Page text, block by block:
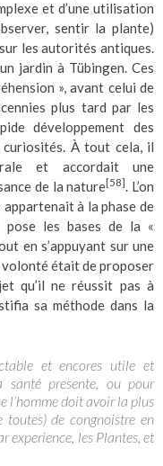
et d’une utilisation
sentir la plante)
les autorités antiques.
jardin à Tübingen. Ces
», avant celui de
plus tard par les
développement des
curiosités. À tout cela, il
et accordait une
de la nature[58]. L’on
à la phase de
pose les bases de la «
en s’appuyant sur une
volonté était de proposer
qu’il ne réussit pas à
sa méthode dans la
et encores utile et
santé presente, ou pour
l’homme doit avoir la plus
de congnoistre en
experience, les Plantes, et